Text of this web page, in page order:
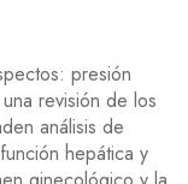
presión
revisión de los
análisis de
hepática y